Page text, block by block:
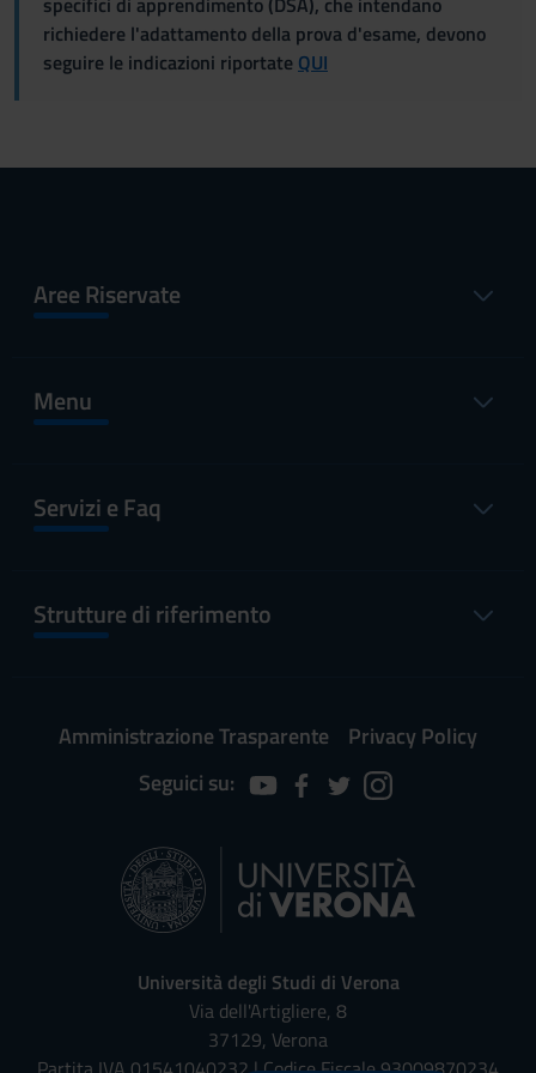
richiedere l'adattamento della prova d'esame, devono
seguire le indicazioni riportate QUI
Aree Riservate
Menu
Servizi e Faq
Strutture di riferimento
Amministrazione Trasparente
Privacy Policy
Seguici su:
Università degli Studi di Verona
Via dell'Artigliere, 8
37129, Verona